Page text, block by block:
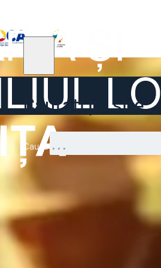
Căutați pe site ...
Caută